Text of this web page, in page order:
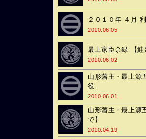
２０１０年 ４月
2010.06.05
最上家臣余録 【
2010.06.02
山形藩主・最上源
役..
2010.06.01
山形藩主・最上源
で】
2010.04.19